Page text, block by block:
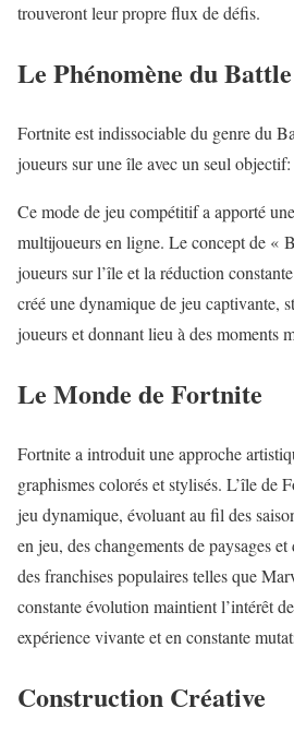
trouveront leur propre flux de défis.
Le Phénomène du
Fortnite est indissociable du genre du
joueurs sur une île avec un seul
Ce mode de jeu compétitif a apporté
multijoueurs en ligne. Le concept de «
joueurs sur l’île et la réduction
créé une dynamique de jeu captivante,
joueurs et donnant lieu à des moments
Le Monde de Fortnite
Fortnite a introduit une approche
graphismes colorés et stylisés. L’île de
jeu dynamique, évoluant au fil des
en jeu, des changements de paysages
des franchises populaires telles que
constante évolution maintient l’intérêt
expérience vivante et en constante
Construction Créative